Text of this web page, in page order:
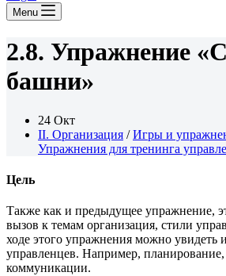
Menu
2.8. Упражнение
башни»
24 Окт
II. Организация /Игры и
Упражнения для тренинга
Цель
Также как и предыдущее упражнение,
вызов к темам организация, стили
ходе этого упражнения можно увидеть
управленцев. Например,
коммуникации.